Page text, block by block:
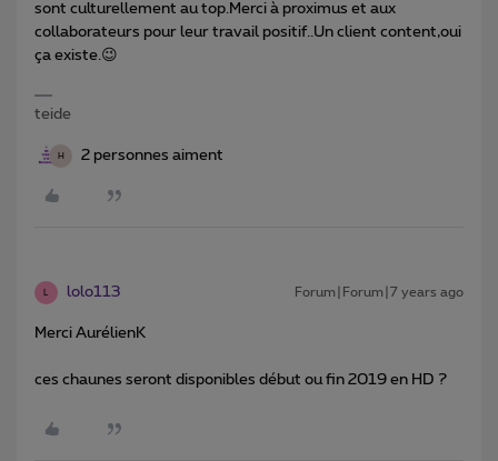
sont culturellement au top.Merci à proximus et aux
collaborateurs pour leur travail positif..Un client content,oui
ça existe.😉
teide
H 2 personnes aiment
lolo113 Forum|Forum|7 years ago
Merci AurélienK
ces chaunes seront disponibles début ou fin 2019 en HD ?